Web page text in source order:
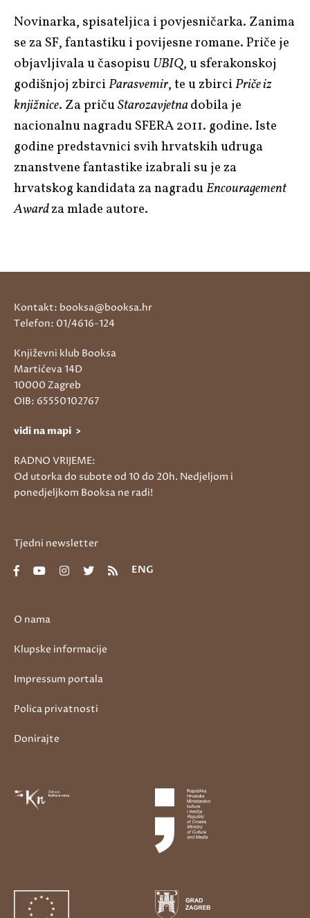
Novinarka, spisateljica i povjesničarka. Zanima
se za SF, fantastiku i povijesne romane. Priče je
objavljivala u časopisuUBIQ, u sferakonskoj
godišnjoj zbirciParasvemir, te u zbirciPriče iz
knjižnice. Za pričuStarozavjetnadobila je
nacionalnu nagradu SFERA 2011. godine. Iste
godine predstavnici svih hrvatskih udruga
znanstvene fantastike izabrali su je za
hrvatskog kandidata za nagraduEncouragement
Awardza mlade autore.
O nama
Klupske informacije
Impressum portala
Polica privatnosti
Donirajte
Kontakt: booksa@booksa.hr
Telefon: 01/4616-124
Književni klub Booksa
Martićeva 14D
10000 Zagreb
OIB: 65550102767
vidi na mapi >
RADNO VRIJEME:
Od utorka do subote od 10 do 20h. Nedjeljom i
ponedjeljkom Booksa ne radi!
Tjedni newsletter
ENG